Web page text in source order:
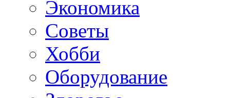
Экономика
Советы
Хобби
Oборудование